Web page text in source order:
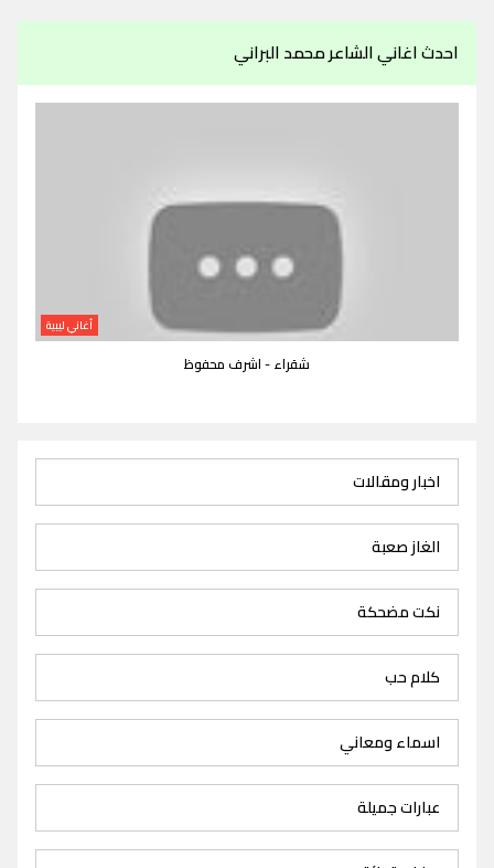
احدث اغاني الشاعر محمد البراني
أغاني ليبية
شقراء - اشرف محفوظ
اخبار ومقالات
الغاز صعبة
نكت مضحكة
كلام حب
اسماء ومعاني
عبارات جميلة